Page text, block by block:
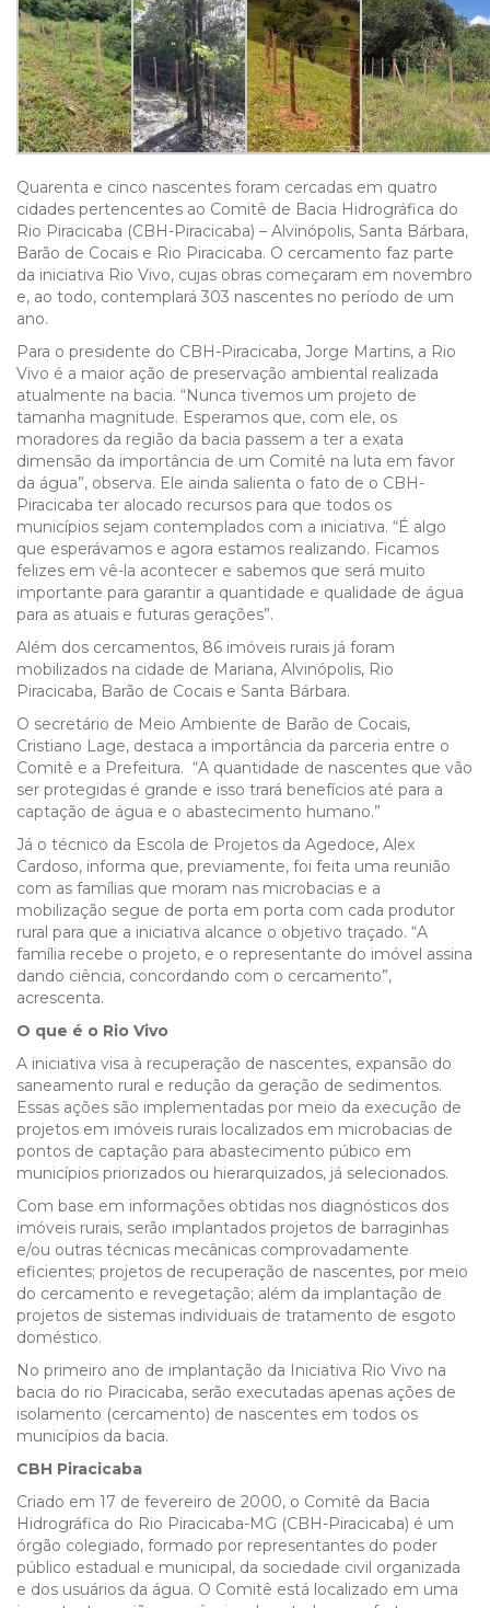
Quarenta e cinco nascentes foram cercadas em quatro
cidades pertencentes ao Comitê de Bacia Hidrográfica do
Rio Piracicaba (CBH-Piracicaba) – Alvinópolis, Santa Bárbara,
Barão de Cocais e Rio Piracicaba. O cercamento faz parte
da iniciativa Rio Vivo, cujas obras começaram em novembro
e, ao todo, contemplará 303 nascentes no período de um
ano.
Para o presidente do CBH-Piracicaba, Jorge Martins, a Rio
Vivo é a maior ação de preservação ambiental realizada
atualmente na bacia. “Nunca tivemos um projeto de
tamanha magnitude. Esperamos que, com ele, os
moradores da região da bacia passem a ter a exata
dimensão da importância de um Comitê na luta em favor
da água”, observa. Ele ainda salienta o fato de o CBH-
Piracicaba ter alocado recursos para que todos os
municípios sejam contemplados com a iniciativa. “É algo
que esperávamos e agora estamos realizando. Ficamos
felizes em vê-la acontecer e sabemos que será muito
importante para garantir a quantidade e qualidade de água
para as atuais e futuras gerações”.
Além dos cercamentos, 86 imóveis rurais já foram
mobilizados na cidade de Mariana, Alvinópolis, Rio
Piracicaba, Barão de Cocais e Santa Bárbara.
O secretário de Meio Ambiente de Barão de Cocais,
Cristiano Lage, destaca a importância da parceria entre o
Comitê e a Prefeitura. “A quantidade de nascentes que vão
ser protegidas é grande e isso trará benefícios até para a
captação de água e o abastecimento humano.”
Já o técnico da Escola de Projetos da Agedoce, Alex
Cardoso, informa que, previamente, foi feita uma reunião
com as famílias que moram nas microbacias e a
mobilização segue de porta em porta com cada produtor
rural para que a iniciativa alcance o objetivo traçado. “A
família recebe o projeto, e o representante do imóvel assina
dando ciência, concordando com o cercamento”,
acrescenta.
O que é o Rio Vivo
A iniciativa visa à recuperação de nascentes, expansão do
saneamento rural e redução da geração de sedimentos.
Essas ações são implementadas por meio da execução de
projetos em imóveis rurais localizados em microbacias de
pontos de captação para abastecimento púbico em
municípios priorizados ou hierarquizados, já selecionados.
Com base em informações obtidas nos diagnósticos dos
imóveis rurais, serão implantados projetos de barraginhas
e/ou outras técnicas mecânicas comprovadamente
eficientes; projetos de recuperação de nascentes, por meio
do cercamento e revegetação; além da implantação de
projetos de sistemas individuais de tratamento de esgoto
doméstico.
No primeiro ano de implantação da Iniciativa Rio Vivo na
bacia do rio Piracicaba, serão executadas apenas ações de
isolamento (cercamento) de nascentes em todos os
municípios da bacia.
CBH Piracicaba
Criado em 17 de fevereiro de 2000, o Comitê da Bacia
Hidrográfica do Rio Piracicaba-MG (CBH-Piracicaba) é um
órgão colegiado, formado por representantes do poder
público estadual e municipal, da sociedade civil organizada
e dos usuários da água. O Comitê está localizado em uma